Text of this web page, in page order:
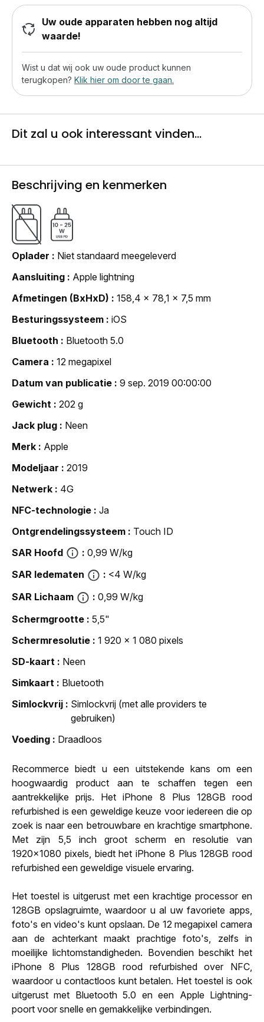
Uw oude apparaten hebben nog altijd
waarde!
Wist u dat wij ook uw oude product kunnen
terugkopen? Klik hier om door te gaan.
Dit zal u ook interessant vinden...
Beschrijving en kenmerken
Oplader
Niet standaard meegeleverd
Aansluiting
Apple lightning
Afmetingen (BxHxD)
158,4 x 78,1 x 7,5 mm
Besturingssysteem
iOS
Bluetooth
Bluetooth 5.0
Camera
12 megapixel
Datum van publicatie
9 sep. 2019 00:00:00
Gewicht
202 g
Jack plug
Neen
Merk
Apple
Modeljaar
2019
Netwerk
4G
NFC-technologie
Ja
Ontgrendelingssysteem
Touch ID
SAR Hoofd
0,99 W/kg
SAR ledematen
<4 W/kg
SAR Lichaam
0,99 W/kg
Schermgrootte
5,5"
Schermresolutie
1 920 x 1 080 pixels
SD-kaart
Neen
Simkaart
Bluetooth
Simlockvrij
Simlockvrij (met alle providers te
gebruiken)
Voeding
Draadloos
Recommerce biedt u een uitstekende kans om een
hoogwaardig product aan te schaffen tegen een
aantrekkelijke prijs. Het iPhone 8 Plus 128GB rood
refurbished is een geweldige keuze voor iedereen die op
zoek is naar een betrouwbare en krachtige smartphone.
Met zijn 5,5 inch groot scherm en resolutie van
1920x1080 pixels, biedt het iPhone 8 Plus 128GB rood
refurbished een geweldige visuele ervaring.
Het toestel is uitgerust met een krachtige processor en
128GB opslagruimte, waardoor u al uw favoriete apps,
foto's en video's kunt opslaan. De 12 megapixel camera
aan de achterkant maakt prachtige foto's, zelfs in
moeilijke lichtomstandigheden. Bovendien beschikt het
iPhone 8 Plus 128GB rood refurbished over NFC,
waardoor u contactloos kunt betalen. Het toestel is ook
uitgerust met Bluetooth 5.0 en een Apple Lightning-
poort voor snelle en gemakkelijke verbindingen.